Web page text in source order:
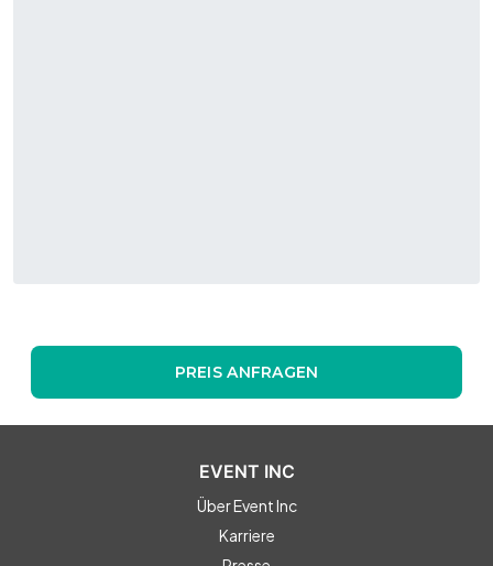
PREIS ANFRAGEN
EVENT INC
Über Event Inc
Karriere